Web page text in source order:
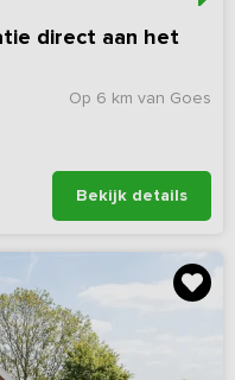
direct aan het
Op 6 km van Goes
Bekijk details